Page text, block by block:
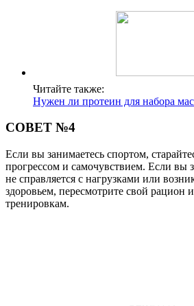
Читайте также:
Нужен ли протеин для набора
СОВЕТ №4
Если вы занимаетесь спортом,
прогрессом и самочувствием. Если вы
не справляется с нагрузками или
здоровьем, пересмотрите свой рацион
тренировкам.